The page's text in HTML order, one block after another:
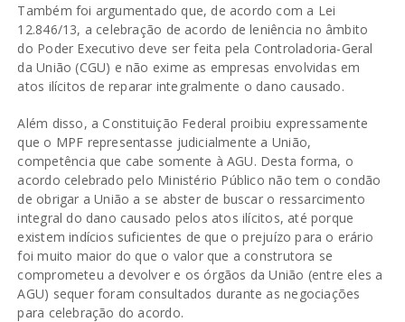
Também foi argumentado que, de acordo com a Lei
12.846/13, a celebração de acordo de leniência no âmbito
do Poder Executivo deve ser feita pela Controladoria-Geral
da União (CGU) e não exime as empresas envolvidas em
atos ilícitos de reparar integralmente o dano causado.
Além disso, a Constituição Federal proibiu expressamente
que o MPF representasse judicialmente a União,
competência que cabe somente à AGU. Desta forma, o
acordo celebrado pelo Ministério Público não tem o condão
de obrigar a União a se abster de buscar o ressarcimento
integral do dano causado pelos atos ilícitos, até porque
existem indícios suficientes de que o prejuízo para o erário
foi muito maior do que o valor que a construtora se
comprometeu a devolver e os órgãos da União (entre eles a
AGU) sequer foram consultados durante as negociações
para celebração do acordo.